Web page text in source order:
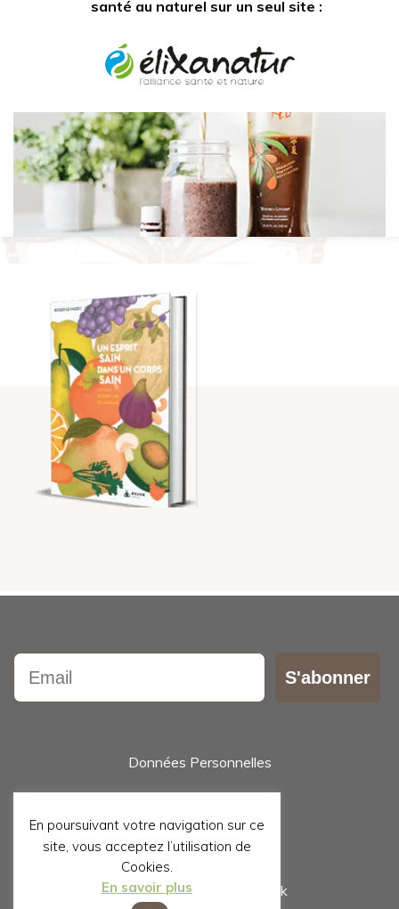
santé au naturel sur un seul site :
Email
S'abonner
Données Personnelles
Mentions Légales
Suivez nous sur Facebook
En poursuivant votre navigation sur ce
site, vous acceptez l’utilisation de
Cookies.
En savoir plus